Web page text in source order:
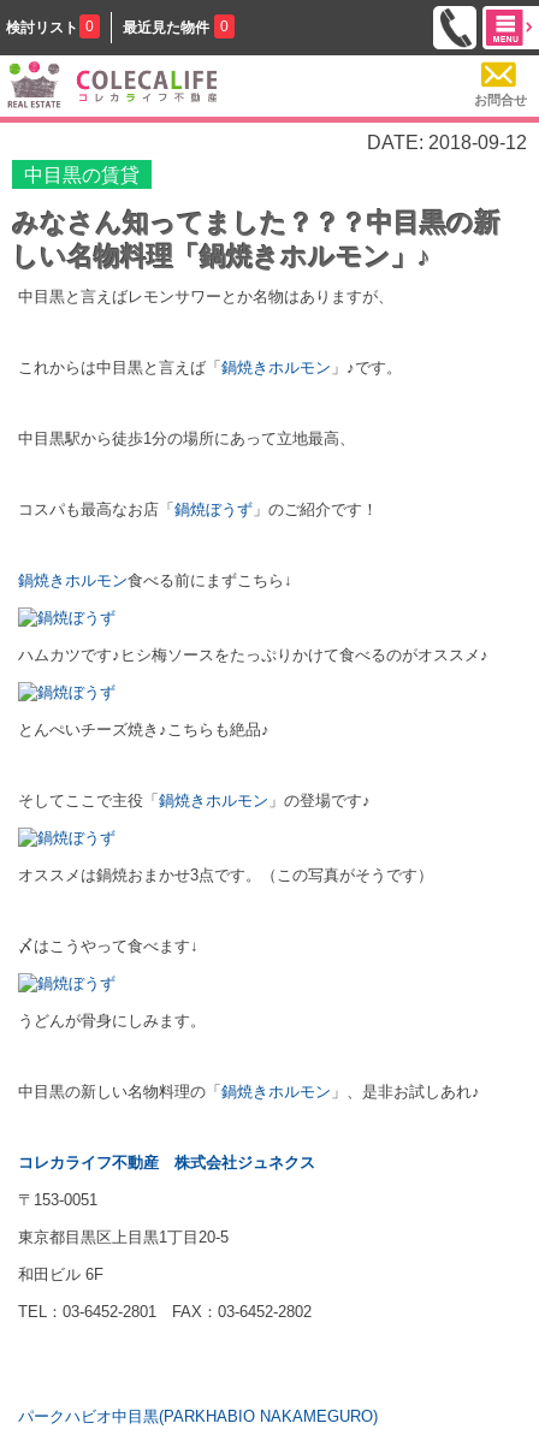
検討リスト 0 最近見た物件 0
お問合せ
DATE: 2018-09-12
中目黒の賃貸
みなさん知ってました？？？中目黒の新
しい名物料理「鍋焼きホルモン」♪
中目黒と言えばレモンサワーとか名物はありますが、
これからは中目黒と言えば「 鍋焼きホルモン 」♪です。
中目黒駅から徒歩1分の場所にあって立地最高、
コスパも最高なお店「 鍋焼ぼうず 」のご紹介です！
鍋焼きホルモン食べる前にまずこちら↓
ハムカツです♪ヒシ梅ソースをたっぷりかけて食べるのがオススメ♪
とんぺいチーズ焼き♪こちらも絶品♪
そしてここで主役「 鍋焼きホルモン 」の登場です♪
オススメは鍋焼おまかせ3点です。（この写真がそうです）
〆はこうやって食べます↓
うどんが骨身にしみます。
中目黒の新しい名物料理の「 鍋焼きホルモン 」、是非お試しあれ♪
コレカライフ不動産 株式会社ジュネクス
〒153-0051
東京都目黒区上目黒1丁目20-5
和田ビル 6F
TEL：03-6452-2801 FAX：03-6452-2802
パークハビオ中目黒(PARKHABIO NAKAMEGURO)